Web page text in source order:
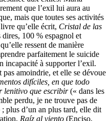
que l’exil lui aura au
mais que toutes ses activités
qu’elle écrit, Cristal de las
100 % espagnol et
ressent de manière
parfaitement le suicide
incapacité à supporter l’exil.
pas amoindrie, et elle se dévoue
difíciles, en que todo
lenitivo que escribir(« dans les
perdu, je ne trouve pas de
plus d’un an plus tard, elle dit
Raíz al viento (Enciso,